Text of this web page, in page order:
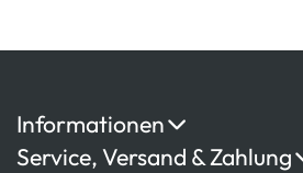
Informationen
Service, Versand & Zahlung